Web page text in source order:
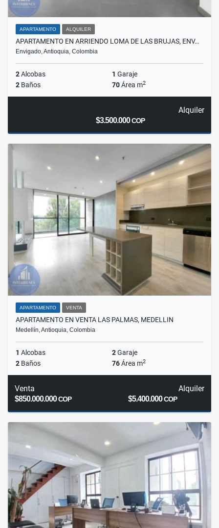
APARTAMENTO ALQUILER
APARTAMENTO EN ARRIENDO LOMA DE LAS BRUJAS, ENV…
Envigado, Antioquia, Colombia
2Alcobas 1 Garaje
2 Baños 70Área m2
Alquiler
$3.500.000COP
APARTAMENTO VENTA
APARTAMENTO EN VENTA LAS PALMAS, MEDELLIN
Medellín, Antioquia, Colombia
1 Alcobas 2Garaje
2 Baños 76Área m2
Venta
$850.000.000COP
Alquiler
$5.400.000COP